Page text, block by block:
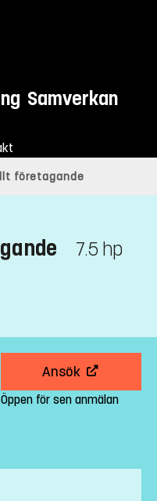
Samverkan
företagande
7.5 hp
Ansök
Öppen för sen anmälan